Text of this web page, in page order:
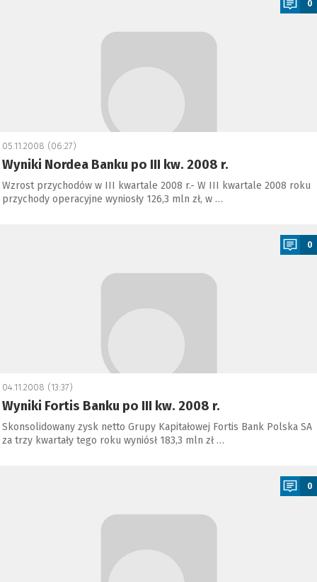
0
05.11.2008 (06:27)
Wyniki Nordea Banku po III kw. 2008 r.
Wzrost przychodów w III kwartale 2008 r.- W III kwartale 2008 roku
przychody operacyjne wyniosły 126,3 mln zł, w …
0
04.11.2008 (13:37)
Wyniki Fortis Banku po III kw. 2008 r.
Skonsolidowany zysk netto Grupy Kapitałowej Fortis Bank Polska SA
za trzy kwartały tego roku wyniósł 183,3 mln zł …
0